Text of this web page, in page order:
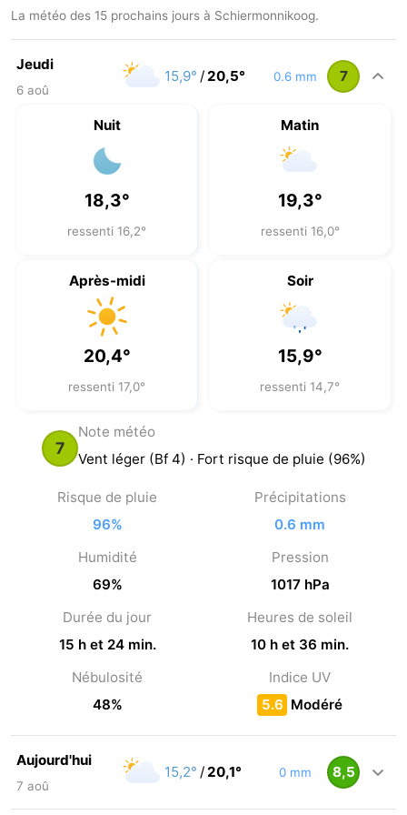
La météo des 15 prochains jours à Schiermonnikoog.
Jeudi
6 aoû
15,9° /20,5° 0.6 mm 7
Nuit
18,3°
ressenti 16,2°
Matin
19,3°
ressenti 16,0°
Après-midi
20,4°
ressenti 17,0°
Soir
15,9°
ressenti 14,7°
7
Note météo
Vent léger (Bf 4) · Fort risque de pluie (96%)
Risque de pluie
96%
Précipitations
0.6 mm
Humidité
69%
Pression
1017 hPa
Durée du jour
15 h et 24 min.
Heures de soleil
10 h et 36 min.
Nébulosité
48%
Indice UV
5.6 Modéré
Aujourd'hui
7 aoû
15,2° /20,1° 0 mm 8,5